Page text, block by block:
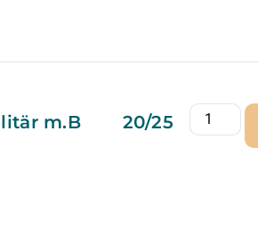
m.B 20/25